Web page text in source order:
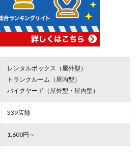
レンタルボックス（屋外型）
トランクルーム（屋内型）
バイクヤード（屋外型・屋内型）
339店舗
1,600円～